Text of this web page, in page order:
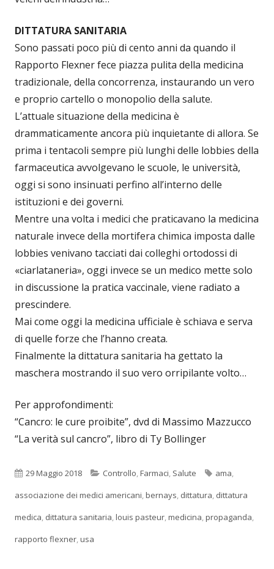
DITTATURA SANITARIA
Sono passati poco più di cento anni da quando il
Rapporto Flexner fece piazza pulita della medicina
tradizionale, della concorrenza, instaurando un vero
e proprio cartello o monopolio della salute.
L’attuale situazione della medicina è
drammaticamente ancora più inquietante di allora. Se
prima i tentacoli sempre più lunghi delle lobbies della
farmaceutica avvolgevano le scuole, le università,
oggi si sono insinuati perfino all’interno delle
istituzioni e dei governi.
Mentre una volta i medici che praticavano la medicina
naturale invece della mortifera chimica imposta dalle
lobbies venivano tacciati dai colleghi ortodossi di
«ciarlataneria», oggi invece se un medico mette solo
in discussione la pratica vaccinale, viene radiato a
prescindere.
Mai come oggi la medicina ufficiale è schiava e serva
di quelle forze che l’hanno creata.
Finalmente la dittatura sanitaria ha gettato la
maschera mostrando il suo vero orripilante volto…
Per approfondimenti:
“Cancro: le cure proibite”, dvd di Massimo Mazzucco
“La verità sul cancro”, libro di Ty Bollinger
Pubblicato
29 Maggio 2018 Categorie
Controllo,Farmaci, Salute Tag
ama,
associazione dei medici americani,bernays, dittatura, dittatura
medica, dittatura sanitaria,louis pasteur,medicina,propaganda,
rapporto flexner,usa